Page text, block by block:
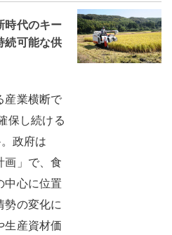
時代のキー
可能な供
業横断で
保し続ける
政府は
画」で、食
中心に位置
勢の変化に
生産資材価